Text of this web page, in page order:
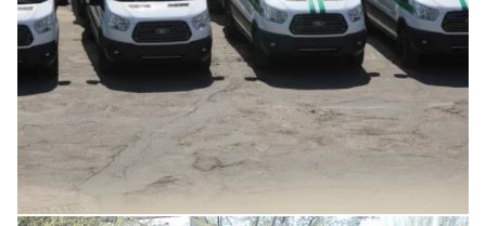
Увеличить